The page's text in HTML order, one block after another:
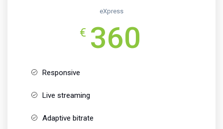
eXpress
€ 360
Responsive
Live streaming
Adaptive bitrate